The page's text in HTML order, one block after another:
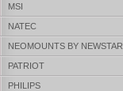
MSI
NATEC
NEOMOUNTS BY NEWSTAR
PATRIOT
PHILIPS